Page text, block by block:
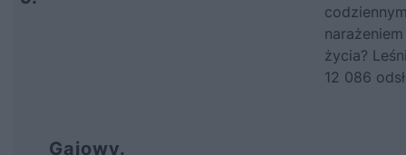
Gajowy.
narażeniem
życia?
12 086